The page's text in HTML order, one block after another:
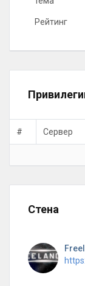
Рейтинг
# Сервер
Стена